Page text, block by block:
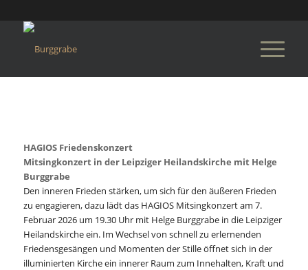
HAGIOS Friedenskonzert
Mitsingkonzert in der Leipziger Heilandskirche mit Helge
Burggrabe
Den inneren Frieden stärken, um sich für den äußeren Frieden
zu engagieren, dazu lädt das HAGIOS Mitsingkonzert am 7.
Februar 2026 um 19.30 Uhr mit Helge Burggrabe in die Leipziger
Heilandskirche ein. Im Wechsel von schnell zu erlernenden
Friedensgesängen und Momenten der Stille öffnet sich in der
illuminierten Kirche ein innerer Raum zum Innehalten, Kraft und